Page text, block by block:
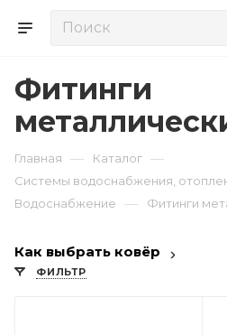
Фитинги
Главная — Каталог —
Системы водоснабжения,
Водоснабжение — Фитинги
Как выбрать ковёр
ФИЛЬТР